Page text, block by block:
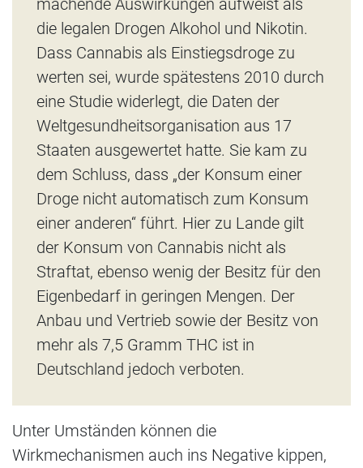
die legalen Drogen Alkohol und Nikotin.
Dass Cannabis als Einstiegsdroge zu
werten sei, wurde spätestens 2010 durch
eine Studie widerlegt, die Daten der
Weltgesundheitsorganisation aus 17
Staaten ausgewertet hatte. Sie kam zu
dem Schluss, dass „der Konsum einer
Droge nicht automatisch zum Konsum
einer anderen“ führt. Hier zu Lande gilt
der Konsum von Cannabis nicht als
Straftat, ebenso wenig der Besitz für den
Eigenbedarf in geringen Mengen. Der
Anbau und Vertrieb sowie der Besitz von
mehr als 7,5 Gramm THC ist in
Deutschland jedoch verboten.
Unter Umständen können die
Wirkmechanismen auch ins Negative kippen,